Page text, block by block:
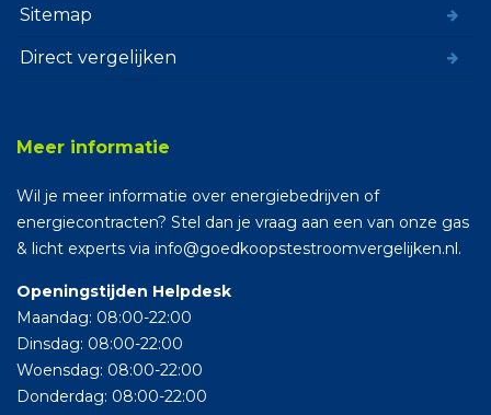
Sitemap
Direct vergelijken
Meer informatie
Wil je meer informatie over energiebedrijven of
energiecontracten? Stel dan je vraag aan een van onze gas
& licht experts via info@goedkoopstestroomvergelijken.nl.
Openingstijden Helpdesk
Maandag: 08:00-22:00
Dinsdag: 08:00-22:00
Woensdag: 08:00-22:00
Donderdag: 08:00-22:00